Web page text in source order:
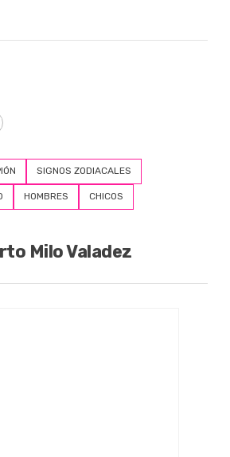
SIGNOS ZODIACALES
HOMBRES CHICOS
Milo Valadez